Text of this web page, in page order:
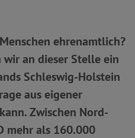
ehrenamtlich?
an dieser Stelle ein
Schleswig-Holstein
aus eigener
Zwischen Nord-
mehr als 160.000